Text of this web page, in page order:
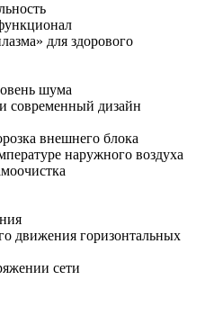
для здорового
шума
современный дизайн
внешнего блока
наружного воздуха
движения горизонтальных
сети